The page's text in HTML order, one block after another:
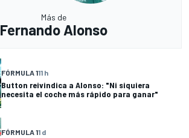
Más de
Fernando Alonso
FÓRMULA 111 h
Button reivindica a Alonso: "Ni siquiera
necesita el coche más rápido para ganar"
FÓRMULA 11 d